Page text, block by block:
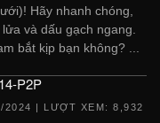
Hãy nhanh chóng,
và dấu gạch ngang.
bắt kịp bạn không? ...
P2P
2024 | LƯỢT XEM: 8,932